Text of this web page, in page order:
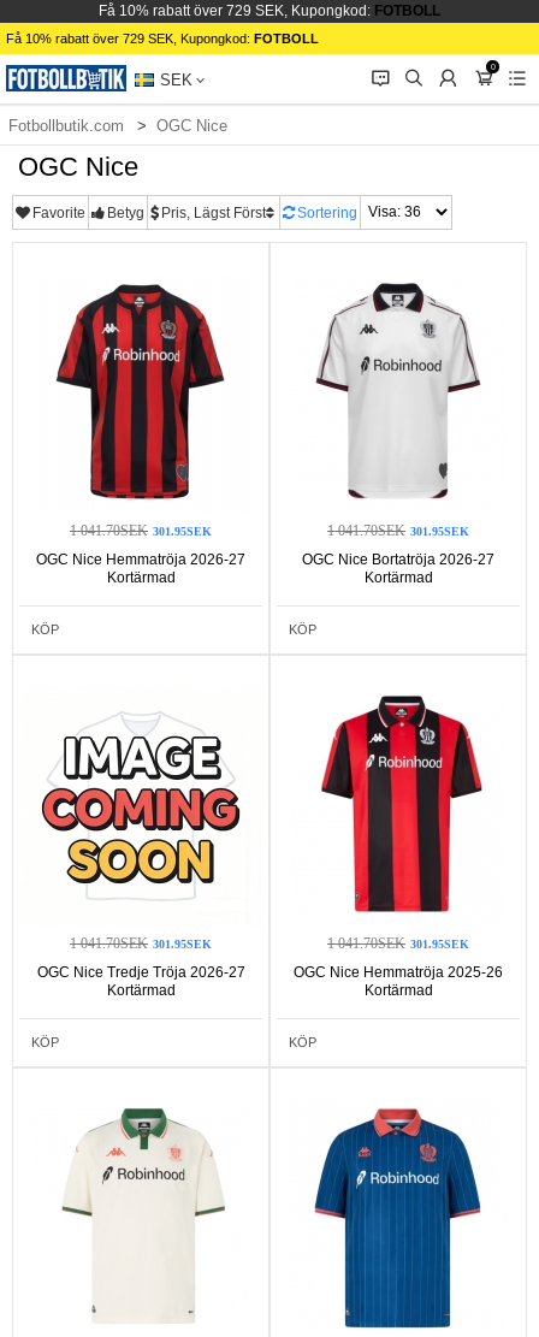
Få 10% rabatt över 729 SEK, Kupongkod: FOTBOLL
Få 10% rabatt över 729 SEK, Kupongkod: FOTBOLL
SEK 󰂱 󰂨 󰃳
0
󰃦 󰃖
Fotbollbutik.com OGC Nice
OGC Nice
Favorite Betyg Pris, Lägst Först Sortering
1 041.70SEK 301.95SEK
OGC Nice Hemmatröja 2026-27
Kortärmad
KÖP
1 041.70SEK 301.95SEK
OGC Nice Bortatröja 2026-27
Kortärmad
KÖP
1 041.70SEK 301.95SEK
OGC Nice Tredje Tröja 2026-27
Kortärmad
KÖP
1 041.70SEK 301.95SEK
OGC Nice Hemmatröja 2025-26
Kortärmad
KÖP